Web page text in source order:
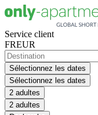
Service client
FREUR
Sélectionnez les dates
Sélectionnez les dates
2 adultes
2 adultes